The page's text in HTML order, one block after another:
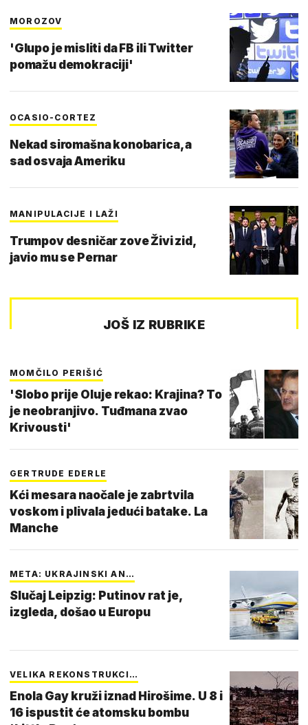
MOROZOV
'Glupo je misliti da FB ili Twitter
pomažu demokraciji'
OCASIO-CORTEZ
Nekad siromašna konobarica, a
sad osvaja Ameriku
MANIPULACIJE I LAŽI
Trumpov desničar zove Živi zid,
javio mu se Pernar
JOŠ IZ RUBRIKE
MOMČILO PERIŠIĆ
'Slobo prije Oluje rekao: Krajina? To
je neobranjivo. Tuđmana zvao
Krivousti'
GERTRUDE EDERLE
Kći mesara naočale je zabrtvila
voskom i plivala jedući batake. La
Manche
META: UKRAJINSKI AN…
Slučaj Leipzig: Putinov rat je,
izgleda, došao u Europu
VELIKA REKONSTRUKCI…
Enola Gay kruži iznad Hirošime. U 8 i
16 ispustit će atomsku bombu